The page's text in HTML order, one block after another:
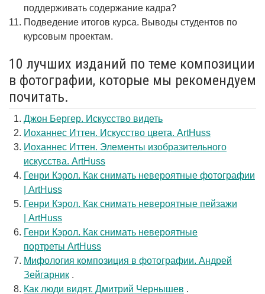
поддерживать содержание кадра?
Подведение итогов курса. Выводы студентов по
курсовым проектам.
10 лучших изданий по теме композиции
в фотографии, которые мы рекомендуем
почитать.
Джон Бергер. Искусство видеть
Иоханнес Иттен. Искусство цвета. ArtHuss
Иоханнес Иттен. Элементы изобразительного
искусства. ArtHuss
Генри Кэрол. Как снимать невероятные фотографии
| ArtHuss
Генри Кэрол. Как снимать невероятные пейзажи
| ArtHuss
Генри Кэрол. Как снимать невероятные
портреты ArtHuss
Мифология композиция в фотографии. Андрей
Зейгарник .
Как люди видят. Дмитрий Чернышев .